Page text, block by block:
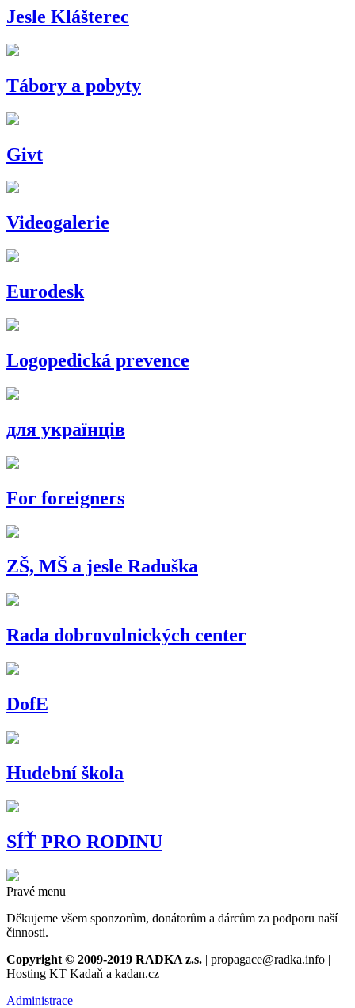
Jesle Klášterec
Tábory a pobyty
Givt
Videogalerie
Eurodesk
Logopedická prevence
для українців
For foreigners
ZŠ, MŠ a jesle Raduška
Rada dobrovolnických center
DofE
Hudební škola
SÍŤ PRO RODINU
Pravé menu
Děkujeme všem sponzorům, donátorům a dárcům za podporu naší
činnosti.
Copyright © 2009-2019 RADKA z.s. | propagace@radka.info |
Hosting KT Kadaň a kadan.cz
Administrace